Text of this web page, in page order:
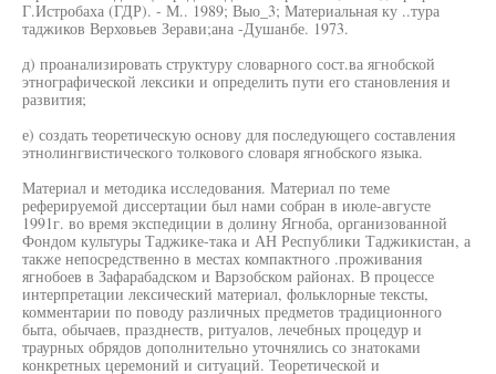
Г.Истробаха (ГДР). - М.. 1989; Выо_3; Материальная ку ..тура
таджиков Верховьев Зерави;ана -Душанбе. 1973.
д) проанализировать структуру словарного сост.ва ягнобской
этнографической лексики и определить пути его становления и
развития;
е) создать теоретическую основу для последующего составления
этнолингвистического толкового словаря ягнобского языка.
Материал и методика исследования. Материал по теме
реферируемой диссертации был нами собран в июле-августе
1991г. во время экспедиции в долину Ягноба, организованной
Фондом культуры Таджике-така и АН Республики Таджикистан, а
также непосредственно в местах компактного .проживания
ягнобоев в Зафарабадском и Варзобском районах. В процессе
интерпретации лексический материал, фольклорные тексты,
комментарии по поводу различных предметов традиционного
быта, обычаев, празднеств, ритуалов, лечебных процедур и
траурных обрядов дополнительно уточнялись со знатоками
конкретных церемоний и ситуаций. Теоретической и